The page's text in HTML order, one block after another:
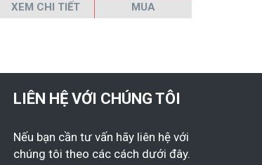
XEM CHI TIẾT MUA
LIÊN HỆ VỚI CHÚNG TÔI
Nếu bạn cần tư vấn hãy liên hệ với
chúng tôi theo các cách dưới đây.